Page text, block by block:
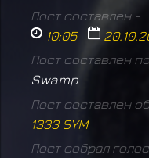
Пост составлен -
10:05
Пост составлен
Swamp
Пост составлен
1333 SYM
Пост собрал